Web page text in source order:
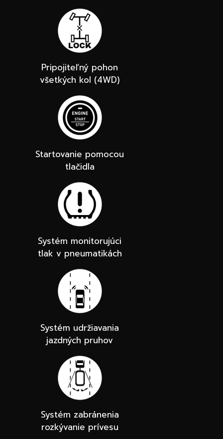
Pripojiteľný pohon
všetkých kol (4WD)
Startovanie pomocou
tlačidla
Systém monitorujúci
tlak v pneumatikách
Systém udržiavania
jazdných pruhov
Systém zabránenia
rozkývanie prívesu